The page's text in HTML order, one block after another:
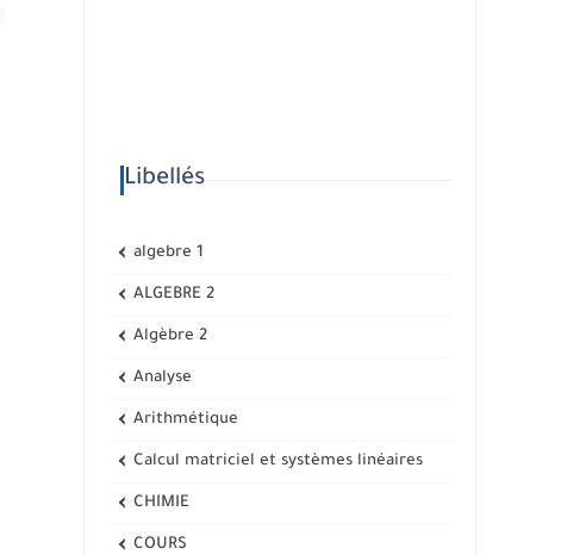
Libellés
algebre 1
ALGEBRE 2
Algèbre 2
Analyse
Arithmétique
Calcul matriciel et systèmes linéaires
CHIMIE
COURS